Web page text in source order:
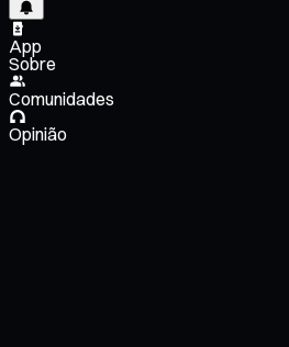
App
Sobre
Comunidades
Opinião